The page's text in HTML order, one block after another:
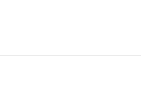
사우디·튀르키예·파키스탄, '
신길동 신축도 3.3㎡당 7250
용산공원·그린벨트로 또 충돌